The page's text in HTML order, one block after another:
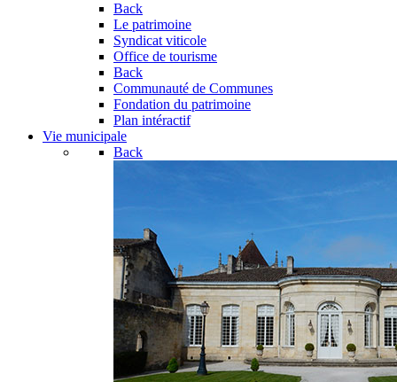
Back
Le patrimoine
Syndicat viticole
Office de tourisme
Back
Communauté de Communes
Fondation du patrimoine
Plan intéractif
Vie municipale
Back